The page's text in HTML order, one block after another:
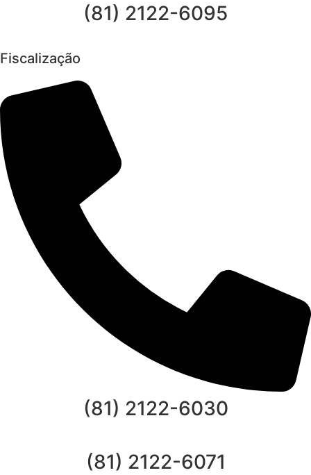
(81) 2122-6095
Fiscalização
(81) 2122-6030
(81) 2122-6071